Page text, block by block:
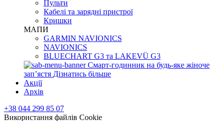
Пульти
Кабелі та зарядні пристрої
Кришки
МАПИ
GARMIN NAVIONICS
NAVIONICS
BLUECHART G3 та LAKEVÜ G3
Смарт-годинник на будь-яке жіноче
запʼястя Дізнатись більше
Акції
Архів
+38 044 299 85 07
Використання файлів Cookie